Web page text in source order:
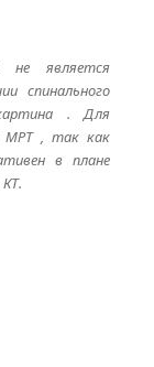
не является
спинального
картина . Для
МРТ , так как
в плане